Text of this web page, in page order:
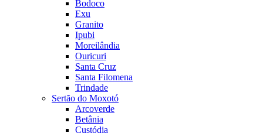
Bodoco
Exu
Granito
Ipubi
Moreilândia
Ouricuri
Santa Cruz
Santa Filomena
Trindade
Sertão do Moxotó
Arcoverde
Betânia
Custódia